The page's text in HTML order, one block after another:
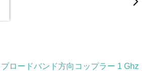
ロードバンド方向コップラー 1 Ghz